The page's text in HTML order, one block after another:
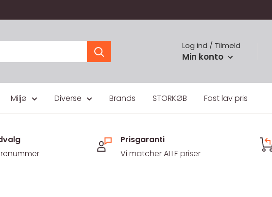
Log ind / Tilmeld
Min konto
Miljø Diverse Brands STORKØB Fast lav pris
Prisgaranti
Vi matcher ALLE priser